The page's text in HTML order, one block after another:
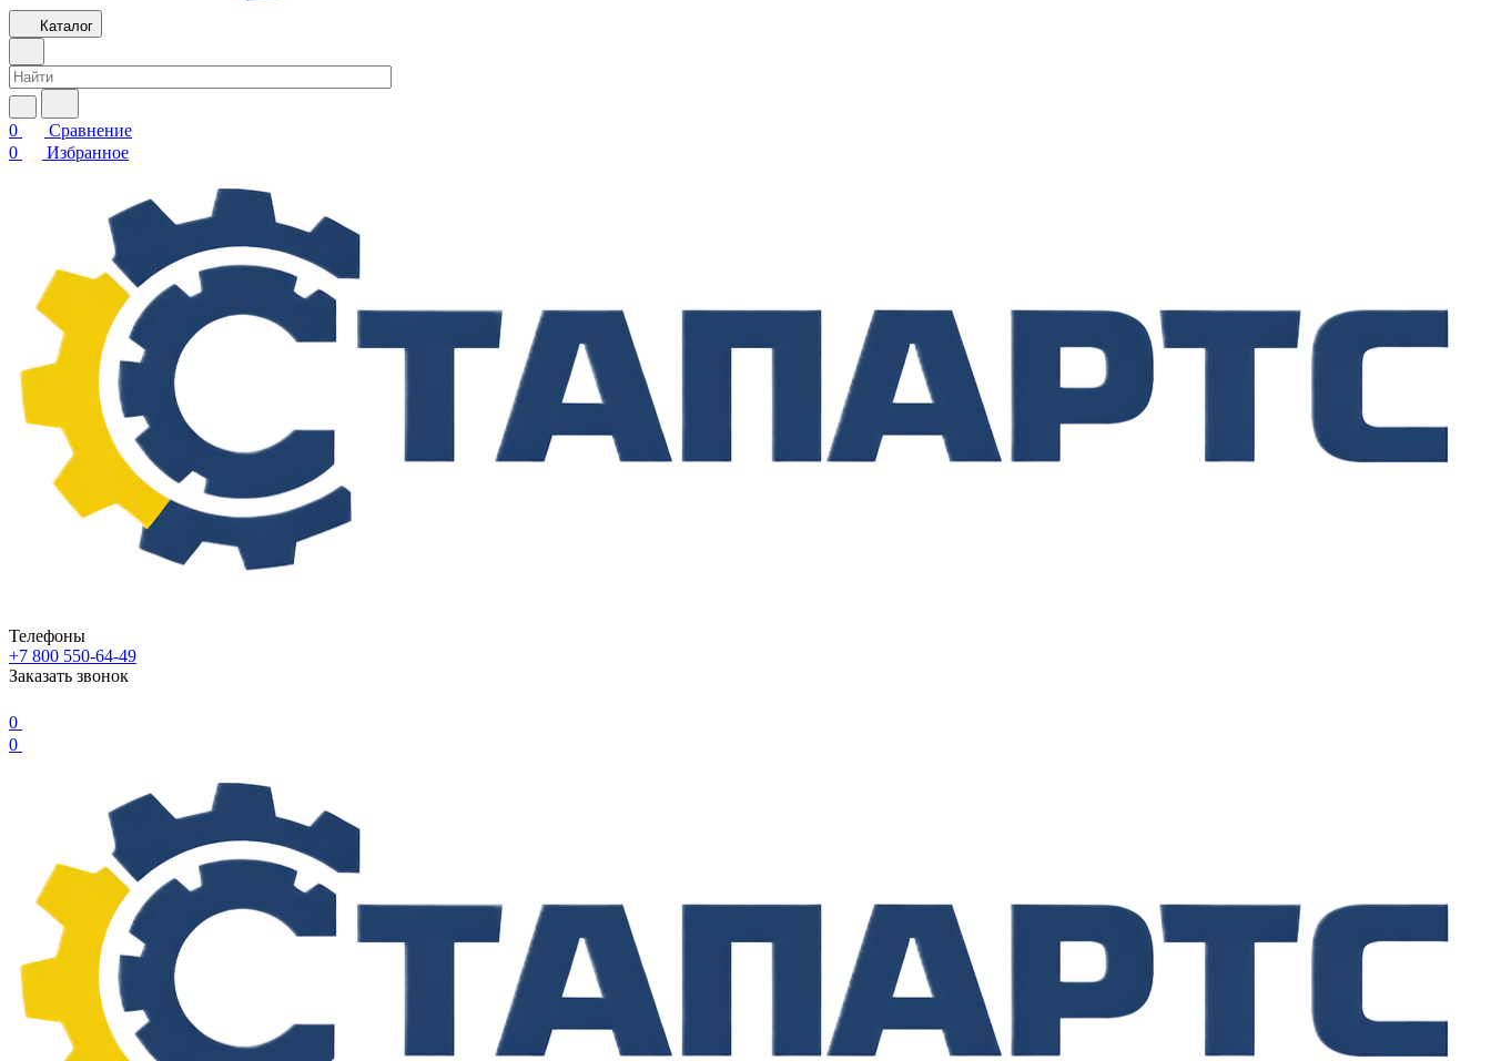
Каталог
0
Сравнение
0
Избранное
Телефоны
+7 800 550-64-49
Заказать звонок
0
0